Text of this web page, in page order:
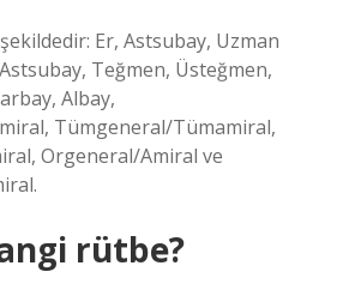
Er, Astsubay, Uzman
Teğmen, Üsteğmen,
Albay,
Tümgeneral/Tümamiral,
Orgeneral/Amiral ve
rütbe?